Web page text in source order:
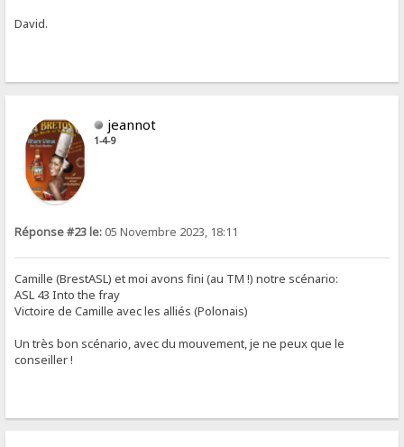
David.
jeannot
1-4-9
Réponse #23 le: 05 Novembre 2023, 18:11
Camille (BrestASL) et moi avons fini (au TM !) notre scénario:
ASL 43 Into the fray
Victoire de Camille avec les alliés (Polonais)
Un très bon scénario, avec du mouvement, je ne peux que le
conseiller !